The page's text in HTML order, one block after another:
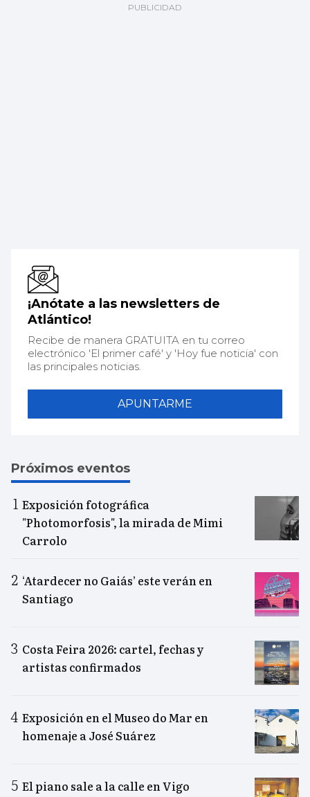
¡Anótate a las newsletters de
Atlántico!
Recibe de manera GRATUITA en tu correo
electrónico 'El primer café' y 'Hoy fue noticia' con
las principales noticias.
APUNTARME
Próximos eventos
Exposición fotográfica
"Photomorfosis", la mirada de Mimi
Carrolo
‘Atardecer no Gaiás’ este verán en
Santiago
Costa Feira 2026: cartel, fechas y
artistas confirmados
Exposición en el Museo do Mar en
homenaje a José Suárez
El piano sale a la calle en Vigo